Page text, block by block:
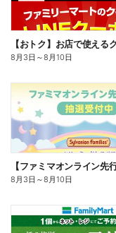
8月3日 ～8月10日
8月3日 ～8月10日